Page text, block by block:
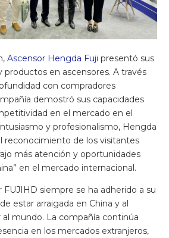
Ascensor Hengda Fuji presentó sus
en ascensores. A través
con compradores
demostró sus capacidades
en el mercado en el
y profesionalismo, Hengda
reconocimiento de los visitantes
más atención y oportunidades
en el mercado internacional.
FUJIHD siempre se ha adherido a su
estar arraigada en China y al
mundo. La compañía continúa
en los mercados extranjeros,